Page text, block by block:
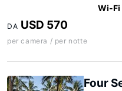
Wi-Fi
DA USD 570
per camera / per notte
Four